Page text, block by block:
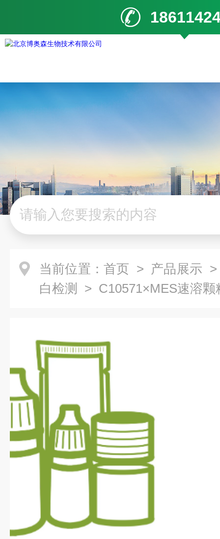
当前位置： 首页 > 产品展示
白检测
> C10571×MES速溶颗